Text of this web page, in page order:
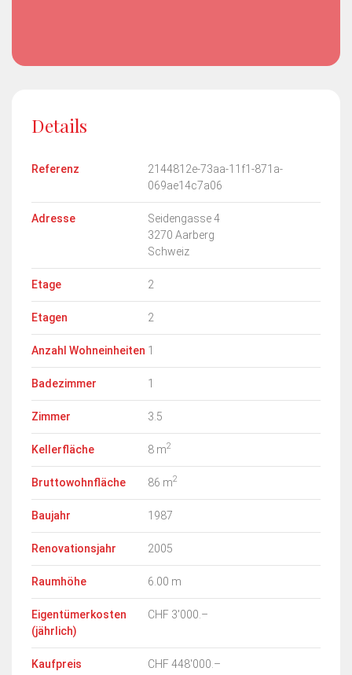
Details
Referenz
2144812e-73aa-11f1-871a-
069ae14c7a06
Adresse
Seidengasse 4
3270 Aarberg
Schweiz
Etage 2
Etagen 2
Anzahl Wohneinheiten 1
Badezimmer 1
Zimmer 3.5
Kellerfläche 8 m2
Bruttowohnfläche 86 m2
Baujahr 1987
Renovationsjahr 2005
Raumhöhe 6.00 m
Eigentümerkosten
(jährlich)
CHF 3'000.–
Kaufpreis CHF 448'000.–